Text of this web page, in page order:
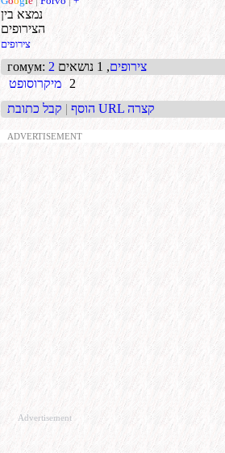
נמצא בין
הצירופים
צירופים
гомум: 2 צירופים, 1 נושאים
מיקרוסופט
2
הוסף | קבל כתובת URL קצרה
ADVERTISEMENT
Advertisement